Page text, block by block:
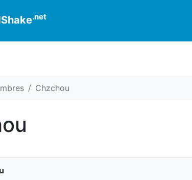
.net
Chzchou